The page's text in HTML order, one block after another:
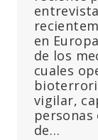
en
de los
cuales
vigilar,
personas
de…